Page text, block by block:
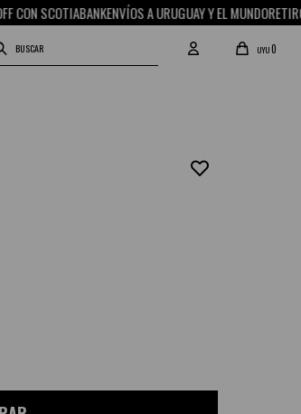
SCOTIABANKENVÍOS A URUGUAY Y EL MUNDORETIRO
UYU0